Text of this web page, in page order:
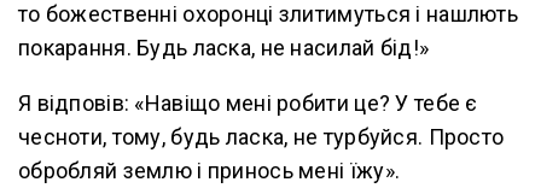
то божественні охоронці злитимуться і нашлють
покарання. Будь ласка, не насилай бід!»
Я відповів: «Навіщо мені робити це? У тебе є
чесноти, тому, будь ласка, не турбуйся. Просто
обробляй землю і принось мені їжу».